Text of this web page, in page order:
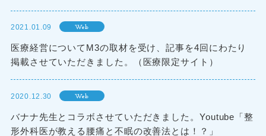
2021.01.09 Web
医療経営についてM3の取材を受け、記事を4回にわたり
掲載させていただきました。（医療限定サイト）
2020.12.30 Web
バナナ先生とコラボさせていただきました。Youtube「整
形外科医が教える腰痛と不眠の改善法とは！？」